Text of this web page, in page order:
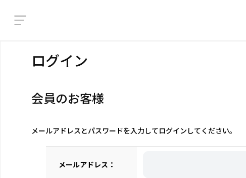
ログイン
会員のお客様
メールアドレスとパスワードを入力してログインしてください。
メールアドレス：